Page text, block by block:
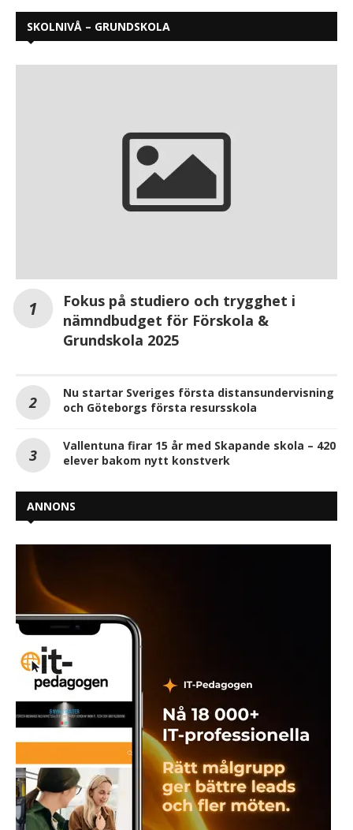
SKOLNIVÅ – GRUNDSKOLA
Fokus på studiero och trygghet i
nämndbudget för Förskola &
Grundskola 2025
Nu startar Sveriges första distansundervisning
och Göteborgs första resursskola
Vallentuna firar 15 år med Skapande skola – 420
elever bakom nytt konstverk
ANNONS